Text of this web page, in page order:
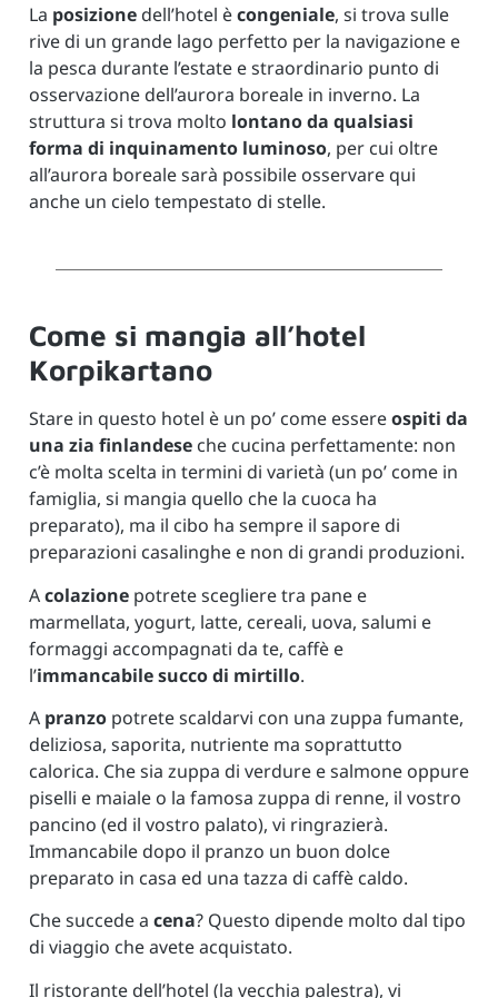
La posizione dell’hotel ècongeniale, si trova sulle
rive di un grande lago perfetto per la navigazione e
la pesca durante l’estate e straordinario punto di
osservazione dell’aurora boreale in inverno. La
struttura si trova molto lontano da qualsiasi
forma di inquinamento luminoso, per cui oltre
all’aurora boreale sarà possibile osservare qui
anche un cielo tempestato di stelle.
Come si mangia all’hotel
Korpikartano
Stare in questo hotel è un po’ come essereospiti da
una zia finlandese che cucina perfettamente: non
c’è molta scelta in termini di varietà (un po’ come in
famiglia, si mangia quello che la cuoca ha
preparato), ma il cibo ha sempre il sapore di
preparazioni casalinghe e non di grandi produzioni.
Acolazione potrete scegliere tra pane e
marmellata, yogurt, latte, cereali, uova, salumi e
formaggi accompagnati da te, caffè e
l’immancabile succo di mirtillo.
A pranzo potrete scaldarvi con una zuppa fumante,
deliziosa, saporita, nutriente ma soprattutto
calorica. Che sia zuppa di verdure e salmone oppure
piselli e maiale o la famosa zuppa di renne, il vostro
pancino (ed il vostro palato), vi ringrazierà.
Immancabile dopo il pranzo un buon dolce
preparato in casa ed una tazza di caffè caldo.
Che succede a cena? Questo dipende molto dal tipo
di viaggio che avete acquistato.
Il ristorante dell’hotel (la vecchia palestra), vi